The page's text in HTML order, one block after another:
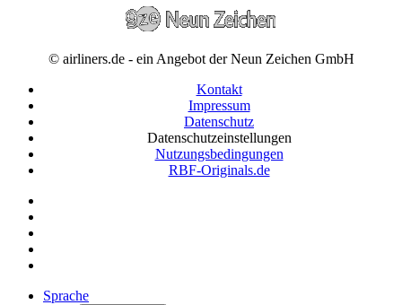
© airliners.de - ein Angebot der Neun Zeichen GmbH
Kontakt
Impressum
Datenschutz
Datenschutzeinstellungen
Nutzungsbedingungen
RBF-Originals.de
Sprache